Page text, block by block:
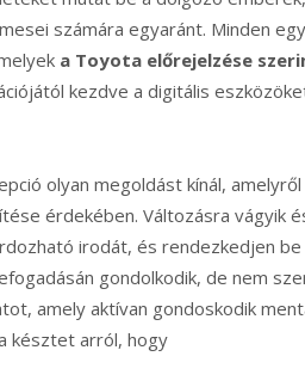
számára egyaránt. Minden
a Toyota előrejelzése
kezdve a digitális
olyan megoldást kínál,
érdekében. Változásra vágyik
irodát, és rendezkedjen
gondolkodik, de nem
amely aktívan gondoskodik
késztet arról, hogy